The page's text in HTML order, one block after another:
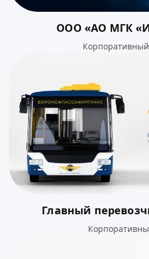
ООО «АО МГК
Главный